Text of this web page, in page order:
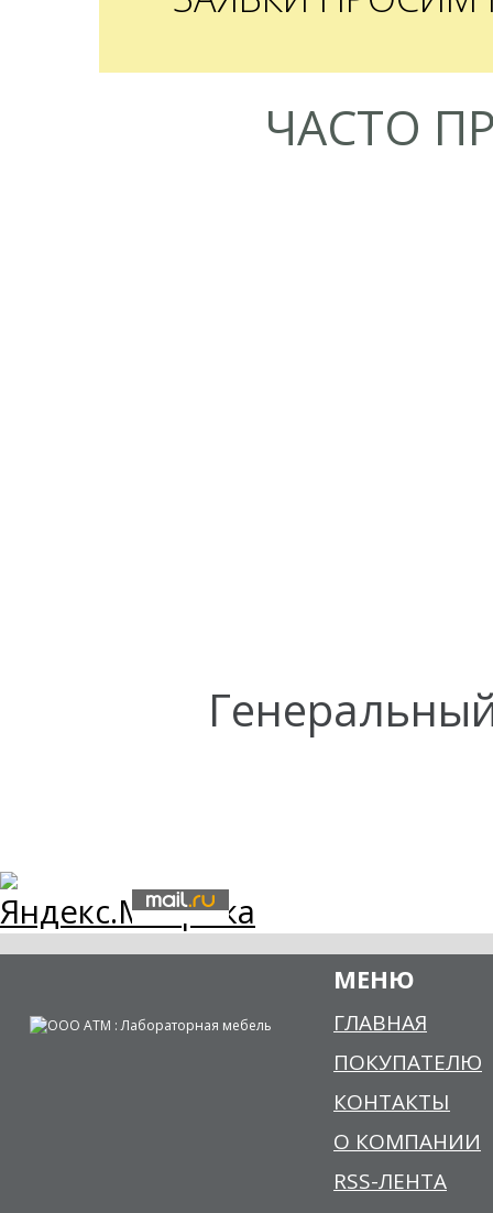
ЧАСТО
МЕНЮ
ГЛАВНАЯ
ПОКУПАТЕЛЮ
КОНТАКТЫ
О КОМПАНИИ
RSS-ЛЕНТА